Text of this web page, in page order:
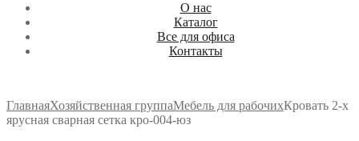
О нас
Каталог
Все для офиса
Контакты
ГлавнаяХозяйственная группаМебель для рабочихКровать 2-х
ярусная сварная сетка кро-004-юз